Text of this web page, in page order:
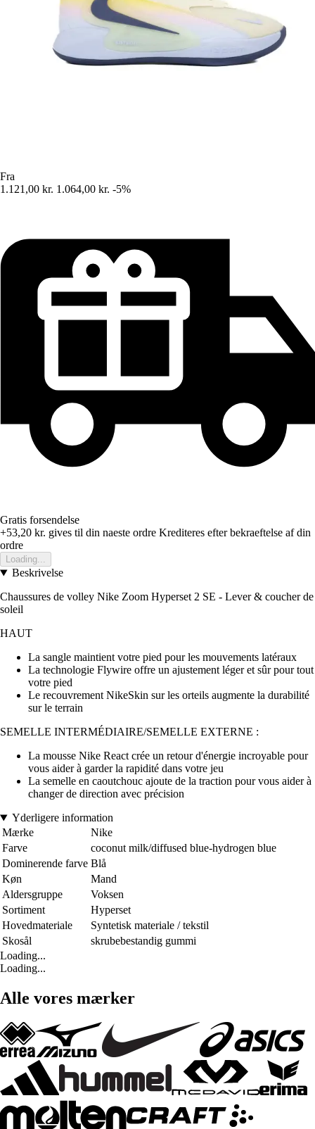
Fra
1.121,00 kr. 1.064,00 kr. -5%
Gratis forsendelse
+53,20 kr. gives til din naeste ordre Krediteres efter bekraeftelse af din
ordre
Loading...
Beskrivelse
Chaussures de volley Nike Zoom Hyperset 2 SE - Lever & coucher de
soleil
HAUT
La sangle maintient votre pied pour les mouvements latéraux
La technologie Flywire offre un ajustement léger et sûr pour tout
votre pied
Le recouvrement NikeSkin sur les orteils augmente la durabilité
sur le terrain
SEMELLE INTERMÉDIAIRE/SEMELLE EXTERNE :
La mousse Nike React crée un retour d'énergie incroyable pour
vous aider à garder la rapidité dans votre jeu
La semelle en caoutchouc ajoute de la traction pour vous aider à
changer de direction avec précision
Yderligere information
Mærke
Nike
Farve
coconut milk/diffused blue-hydrogen blue
Dominerende farve Blå
Køn
Mand
Aldersgruppe
Voksen
Sortiment
Hyperset
Hovedmateriale
Syntetisk materiale / tekstil
Skosål
skrubebestandig gummi
Loading...
Loading...
Alle vores mærker